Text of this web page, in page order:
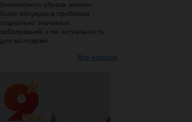
безопасного образа жизни»
была обсуждена проблема
социально значимых
заболеваний и её актуальность
для молодежи.
Все новости